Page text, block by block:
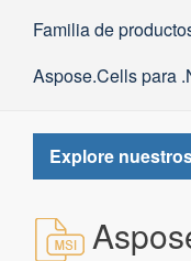
Familia de
Aspose.Cells para
Explore